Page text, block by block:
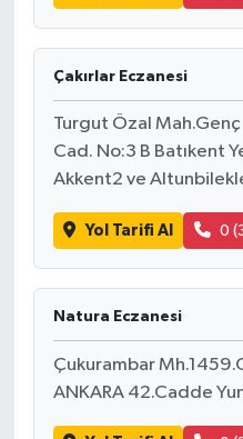
Çakırlar Eczanesi
Turgut Özal
Cad. No:3 B Batıkent
Akkent2 ve
Yol Tarifi Al 0
Natura Eczanesi
Çukurambar
ANKARA 42.Cadde